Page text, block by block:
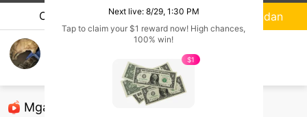
Chat Streamer
Mga Nirerekominda Na Mga Streamer
Sundan
Next live: 8/29, 1:30 PM
Tap to claim your $1 reward now! High chances,
100% win!
$1